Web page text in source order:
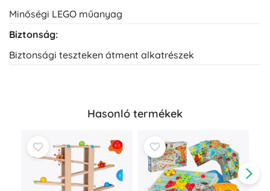
Minőségi LEGO műanyag
Biztonság:
Biztonsági teszteken átment alkatrészek
Hasonló termékek